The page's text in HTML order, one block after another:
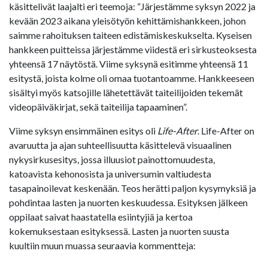
käsittelivät laajalti eri teemoja: ”Järjestämme syksyn 2022 ja
kevään 2023 aikana yleisötyön kehittämishankkeen, johon
saimme rahoituksen taiteen edistämiskeskukselta. Kyseisen
hankkeen puitteissa järjestämme viidestä eri sirkusteoksesta
yhteensä 17 näytöstä. Viime syksynä esitimme yhteensä 11
esitystä, joista kolme oli omaa tuotantoamme. Hankkeeseen
sisältyi myös katsojille lähetettävät taiteilijoiden tekemät
videopäiväkirjat, sekä taiteilija tapaaminen”.
Viime syksyn ensimmäinen esitys oli Life-After. Life-After on
avaruutta ja ajan suhteellisuutta käsittelevä visuaalinen
nykysirkusesitys, jossa illuusiot painottomuudesta,
katoavista kehonosista ja universumin valtiudesta
tasapainoilevat keskenään. Teos herätti paljon kysymyksiä ja
pohdintaa lasten ja nuorten keskuudessa. Esityksen jälkeen
oppilaat saivat haastatella esiintyjiä ja kertoa
kokemuksestaan esityksessä. Lasten ja nuorten suusta
kuultiin muun muassa seuraavia kommentteja: